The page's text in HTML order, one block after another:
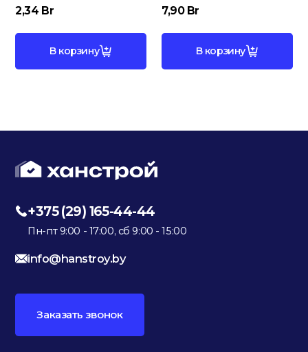
2,34 Br
В корзину
7,90 Br
В корзину
+375 (29) 165-44-44
Пн-пт 9:00 - 17:00, сб 9:00 - 15:00
info@hanstroy.by
Заказать звонок